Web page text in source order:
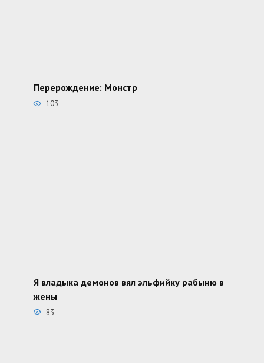
Перерождение: Монстр
103
Я владыка демонов вял эльфийку рабыню в
жены
83